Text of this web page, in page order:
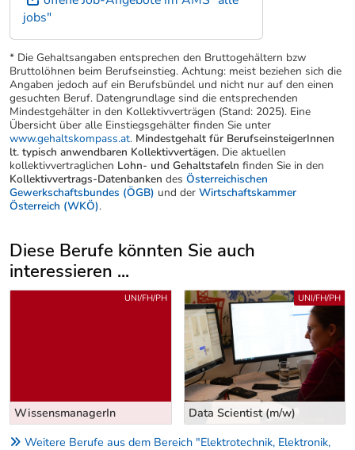
jobs"
* Die Gehaltsangaben entsprechen den Bruttogehältern bzw
Bruttolöhnen beim Berufseinstieg. Achtung: meist beziehen sich die
Angaben jedoch auf ein Berufsbündel und nicht nur auf den einen
gesuchten Beruf. Datengrundlage sind die entsprechenden
Mindestgehälter in den Kollektivverträgen (Stand: 2025). Eine
Übersicht über alle Einstiegsgehälter finden Sie unter
www.gehaltskompass.at. Mindestgehalt für BerufseinsteigerInnen
lt. typisch anwendbaren Kollektivvertägen. Die aktuellen
kollektivvertraglichen Lohn- und Gehaltstafeln finden Sie in den
Kollektivvertrags-Datenbanken des Österreichischen
Gewerkschaftsbundes (ÖGB) und der Wirtschaftskammer
Österreich (WKÖ).
Diese Berufe könnten Sie auch
interessieren ...
Uber weitere Berufsvorschläge
Data Scientist (m/w)
UNI/FH/PH
Data-Warehouse-ManagerIn
BMS/BHS
Weitere Berufe aus dem Bereich "Elektrotechnik, Elektronik,